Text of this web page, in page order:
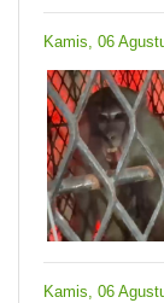
Kamis, 06
Kamis, 06